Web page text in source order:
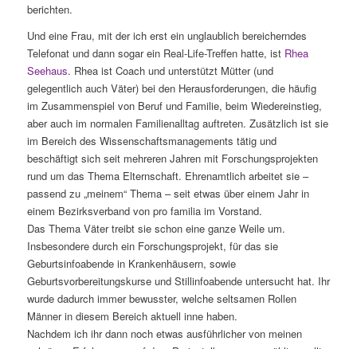
berichten.
Und eine Frau, mit der ich erst ein unglaublich bereicherndes
Telefonat und dann sogar ein Real-Life-Treffen hatte, ist Rhea
Seehaus. Rhea ist Coach und unterstützt Mütter (und
gelegentlich auch Väter) bei den Herausforderungen, die häufig
im Zusammenspiel von Beruf und Familie, beim Wiedereinstieg,
aber auch im normalen Familienalltag auftreten. Zusätzlich ist sie
im Bereich des Wissenschaftsmanagements tätig und
beschäftigt sich seit mehreren Jahren mit Forschungsprojekten
rund um das Thema Elternschaft. Ehrenamtlich arbeitet sie –
passend zu „meinem“ Thema – seit etwas über einem Jahr in
einem Bezirksverband von pro familia im Vorstand.
Das Thema Väter treibt sie schon eine ganze Weile um.
Insbesondere durch ein Forschungsprojekt, für das sie
Geburtsinfoabende in Krankenhäusern, sowie
Geburtsvorbereitungskurse und Stillinfoabende untersucht hat. Ihr
wurde dadurch immer bewusster, welche seltsamen Rollen
Männer in diesem Bereich aktuell inne haben.
Nachdem ich ihr dann noch etwas ausführlicher von meinen